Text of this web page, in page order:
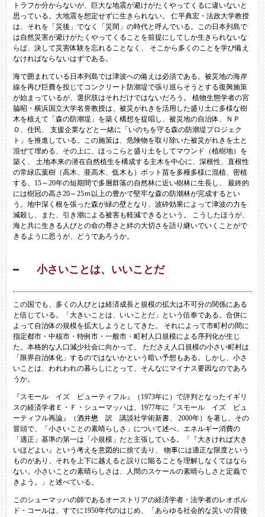
トラフか分からないが、巨大な地震が避けがたくやってくるに違いないと
思っている。大地震を想定せずに生きられない。 仁平典宏・法政大学教授
は、それを「災後」でなく「災間」の時代と呼んでいる。この日本列島で
は自然災害が避けがたくやってくることを前提にしてしか生きられないな
らば、決して災害体験を忘れることなく、 そこから多くのことを学び備え
なければならないはずである。
海で囲まれている日本列島では津波への備えは必須である。被災地の海岸
線を再び巨費を投じてコンクリート防潮堤で張り巡らそうとする復興施策
が始まっているが、選択肢はそれだけではないだろう。 植物生態学者の宮
脇昭・横浜国立大学名誉教授は、被災がれきを活用した盛り土に多様な樹
木を植えて「森の防潮堤」を築く構想を提唱し、被災地の自治体、ＮＰ
Ｏ、住民、 支援企業などと一緒に「いのちを守る森の防潮堤プロジェク
ト」を推進している。この施策は、危険物を取り除いた被災がれきを土と
混ぜて埋める、その上に、ほっこらと盛り土をしてマウンド（植樹地）を
築く、 土地本来の潜在自然植生を構成する主木を中心に、深根性、直根性
の常緑広葉樹（高木、亜高木、低木も）ポット苗を多種多様に混植、密植
する、15～20年の短期間で多層群落の自然林に近い樹林に生長し、 最終的
には樹冠の高さ20～25ｍ以上の豊かで堅牢な森の防潮林が完成するとい
う。地中深く根を張った森が緑の壁となり、波砕効果によって津波の力を
減殺し、また、引き潮による被害も軽減できるという。 こうしたほうが、
海と共に生きる人びとの命の尊さと絆の大切さを語り継いでいくことがで
きるように思うが、どうであろうか。
小さいことは、いいことだ
この国でも、多くの人びとは経済成長と規模の拡大は不可分の関係にある
と信じている。「大きいことは、いいことだ」という信奉である。合併に
よって自治体の規模を拡大しようとしてきた。 それによって市町村の間に
指定都市・中核市・特例市・一般市・町村人口規模による序列化が生じ
た。本格的な人口減少社会に向かって、 たださえ人口規模の小さい町村は
「限界自治体化」するのではないかという暗い予想もある。しかし、小さ
いことは、われわれの暮らしにとって、そんなにマイナス要因なのであろ
うか。
『スモール イズ ビューティフル』（1973年に）で評判となったイギリ
スの経済学者Ｅ・Ｆ・シューマッハは、1977年に『スモール イズ ビュ
ーティフル再論』（酒井懋 訳 講談社学術新書、 2000年）を著し、その
冒頭で、「小さいことの素晴らしさ」について述べ、エネルギー消費の
「適正」基準の第一は「小規模」だと主張している。「『大きければ大き
いほどよい』という考えを意図的に捨て去り、 物事には適正な限度という
ものがあり、それを上下に越えると誤りに陥ることを理解しなくてはなら
ない。小さいことの素晴らしさは、人間のスケールの素晴らしさと定義で
きよう。」と述べている。
このシューマッハの師であるオーストリアの経済学者・法学者のレオポル
ド・コールは、すでに1950年代のはじめ、「あらゆる社会的な災いの背後